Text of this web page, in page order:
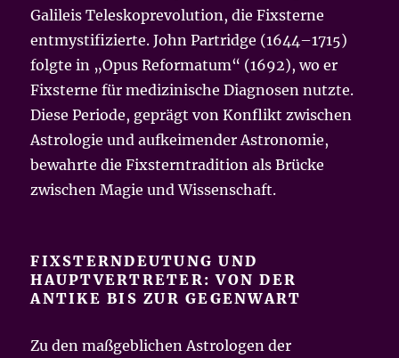
Galileis Teleskoprevolution, die Fixsterne
entmystifizierte. John Partridge (1644–1715)
folgte in „Opus Reformatum“ (1692), wo er
Fixsterne für medizinische Diagnosen nutzte.
Diese Periode, geprägt von Konflikt zwischen
Astrologie und aufkeimender Astronomie,
bewahrte die Fixsterntradition als Brücke
zwischen Magie und Wissenschaft.
FIXSTERNDEUTUNG UND
HAUPTVERTRETER: VON DER
ANTIKE BIS ZUR GEGENWART
Zu den maßgeblichen Astrologen der